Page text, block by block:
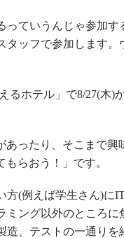
ていうんじゃ参加す
タッフで参加します
ホテル」で8/27(木)
ったり、そこまで興
らおう！」です。
(例えば学生さん)に
ミング以外のところ
造、テストの一通りを